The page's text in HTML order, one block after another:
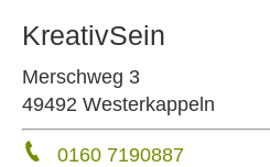
KreativSein
Merschweg 3
49492 Westerkappeln
0160 7190887